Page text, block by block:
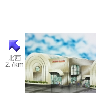
北西
2.7km